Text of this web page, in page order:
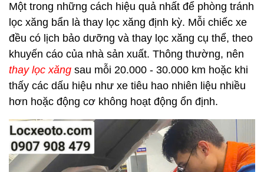
Một trong những cách hiệu quả nhất để phòng tránh
lọc xăng bẩn là thay lọc xăng định kỳ. Mỗi chiếc xe
đều có lịch bảo dưỡng và thay lọc xăng cụ thể, theo
khuyến cáo của nhà sản xuất. Thông thường, nên
thay lọc xăng sau mỗi 20.000 - 30.000 km hoặc khi
thấy các dấu hiệu như xe tiêu hao nhiên liệu nhiều
hơn hoặc động cơ không hoạt động ổn định.